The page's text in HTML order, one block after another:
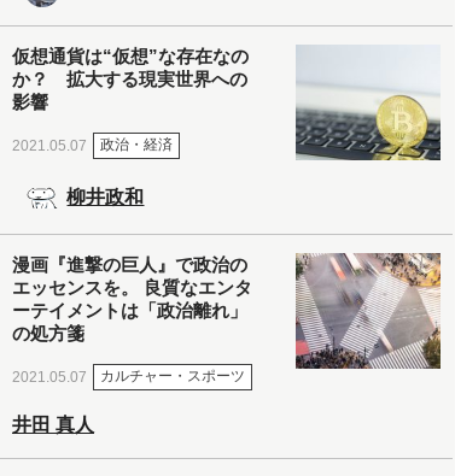
仮想通貨は“仮想”な存在なの
か？ 拡大する現実世界への
影響
2021.05.07 政治・経済
柳井政和
漫画『進撃の巨人』で政治の
エッセンスを。 良質なエンタ
ーテイメントは「政治離れ」
の処方箋
2021.05.07 カルチャー・スポーツ
井田 真人